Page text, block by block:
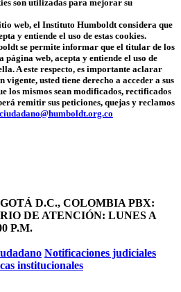
son utilizadas para mejorar su
web, el Instituto Humboldt considera que
y entiende el uso de estas cookies.
se permite informar que el titular de los
página web, acepta y entiende el uso de
A este respecto, es importante aclarar
vigente, usted tiene derecho a acceder a sus
los mismos sean modificados, rectificados
remitir sus peticiones, quejas y reclamos
D.C., COLOMBIA PBX:
DE ATENCIÓN: LUNES A
P.M.
Notificaciones judiciales
institucionales